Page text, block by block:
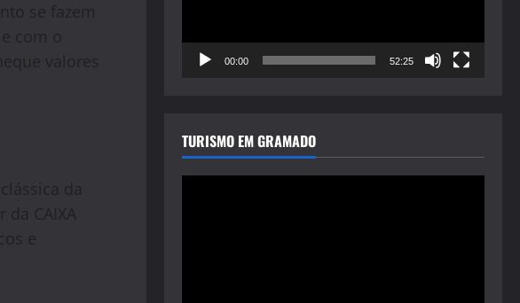
se fazem
com o
valores
da
CAIXA
e
00:00 52:25
TURISMO EM GRAMADO